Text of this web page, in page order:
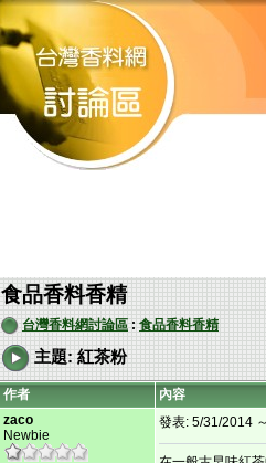
食品香料香精
台灣香料網討論區 : 食品香料香精
主題: 紅茶粉
作者 內容
zaco
Newbie
發表: 5/31/2014